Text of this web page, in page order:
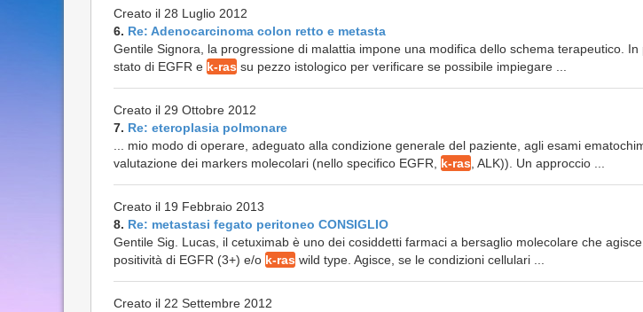
Creato il 28 Luglio 2012
6. Re: Adenocarcinoma colon retto e metasta
Gentile Signora, la progressione di malattia impone una modifica dello schema terapeutico.
stato di EGFR e k-ras su pezzo istologico per verificare se possibile impiegare ...
Creato il 29 Ottobre 2012
7. Re: eteroplasia polmonare
... mio modo di operare, adeguato alla condizione generale del paziente, agli esami
valutazione dei markers molecolari (nello specifico EGFR, k-ras , ALK)). Un approccio ...
Creato il 19 Febbraio 2013
8. Re: metastasi fegato peritoneo CONSIGLIO
Gentile Sig. Lucas, il cetuximab è uno dei cosiddetti farmaci a bersaglio molecolare che
positività di EGFR (3+) e/o k-ras wild type. Agisce, se le condizioni cellulari ...
Creato il 22 Settembre 2012